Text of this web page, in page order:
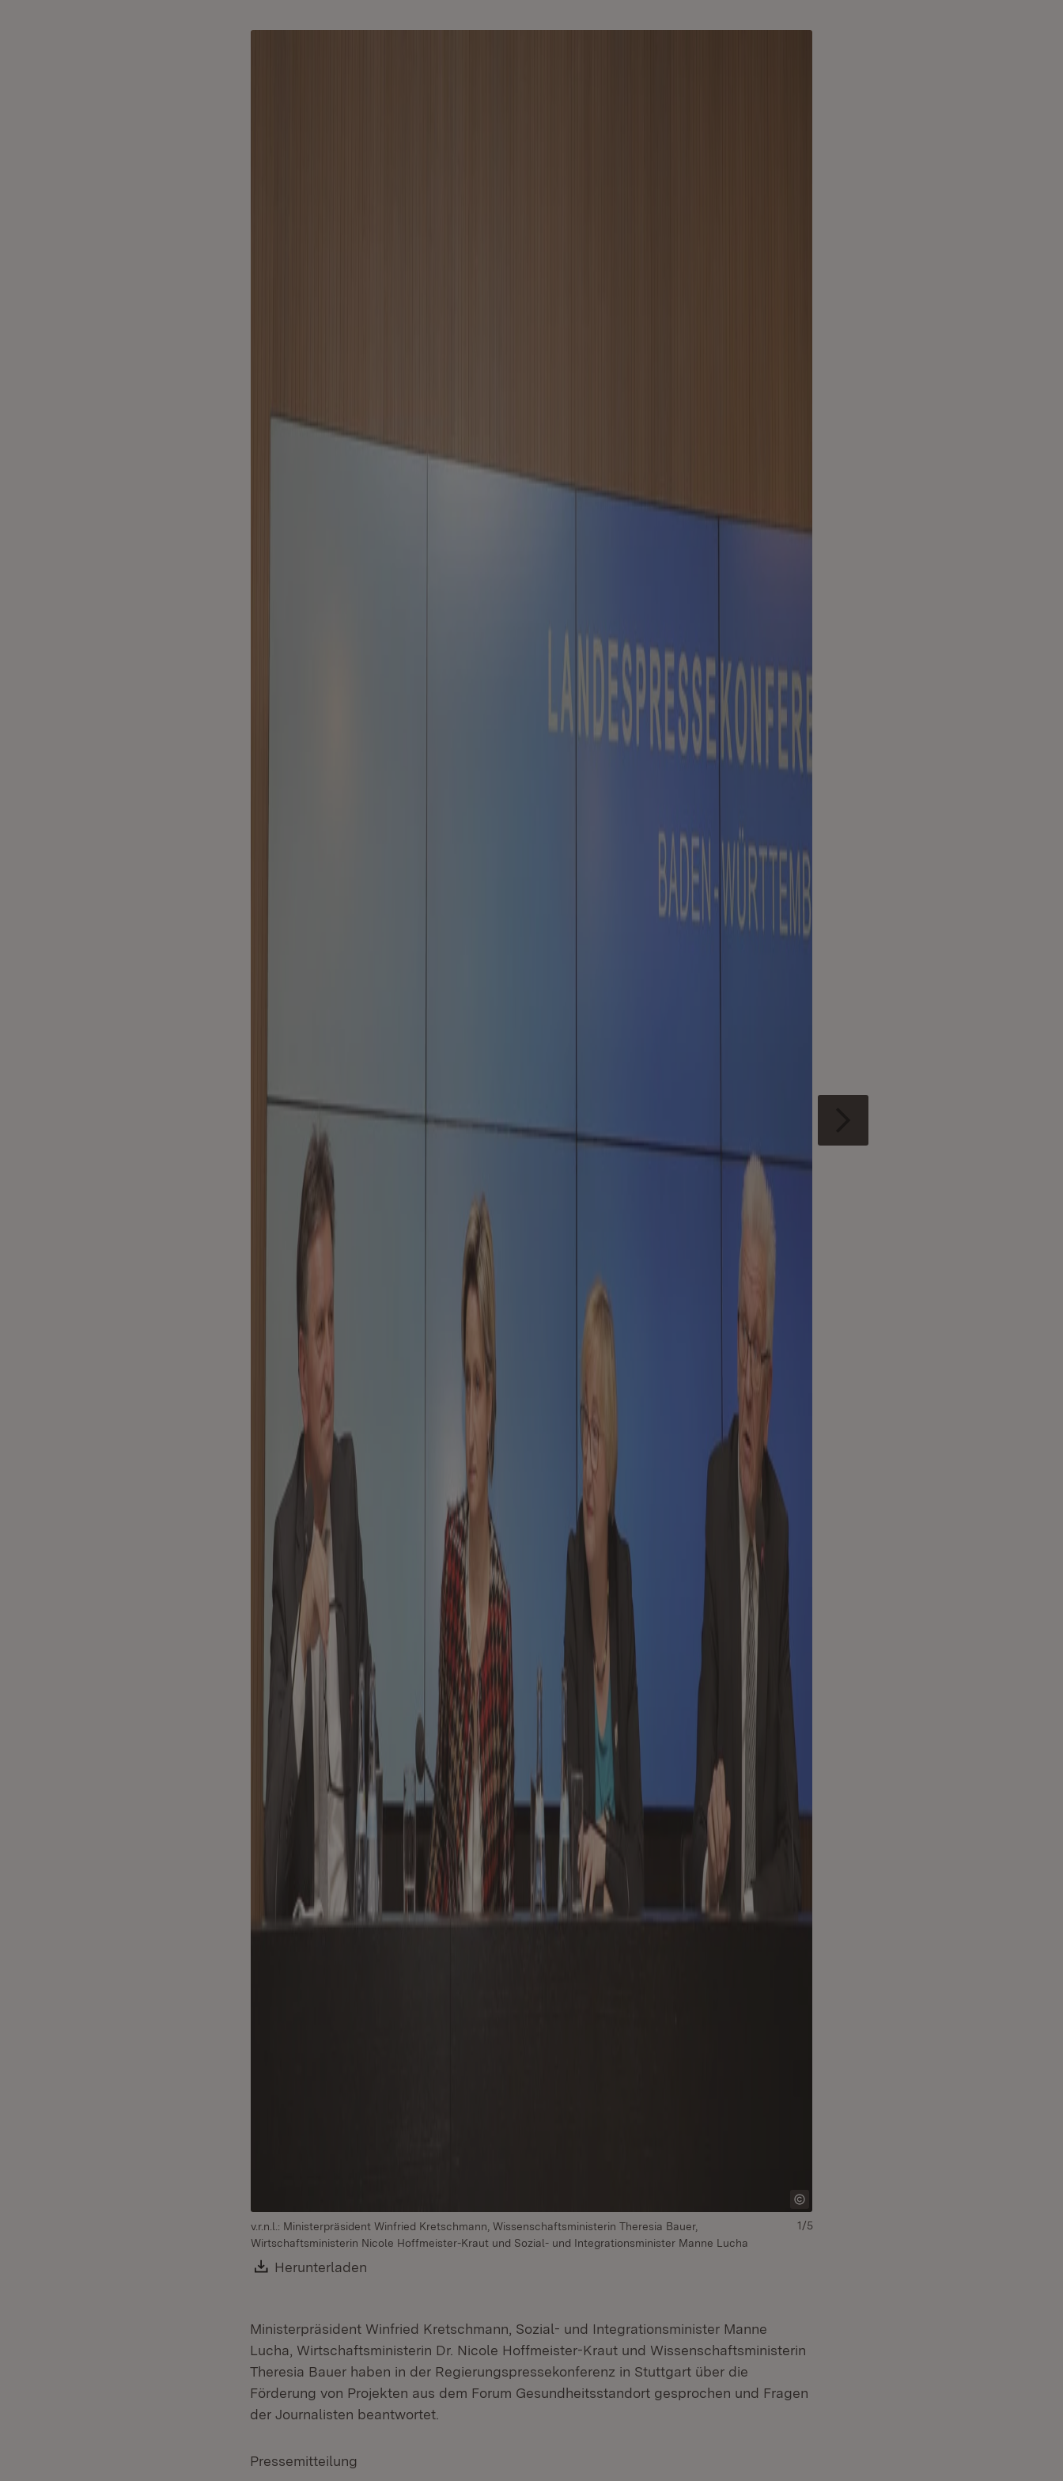
v.r.n.l.: Ministerpräsident Winfried Kretschmann, Wissenschaftsministerin Theresia Bauer,
Wirtschaftsministerin Nicole Hoffmeister-Kraut und Sozial- und Integrationsminister Manne Lucha
Download:
Herunterladen
1/5
Ministerpräsident Winfried Kretschmann, Sozial- und Integrationsminister Manne
Lucha, Wirtschaftsministerin Dr. Nicole Hoffmeister-Kraut und Wissenschaftsministerin
Theresia Bauer haben in der Regierungspressekonferenz in Stuttgart über die
Förderung von Projekten aus dem Forum Gesundheitsstandort gesprochen und Fragen
der Journalisten beantwortet.
Pressemitteilung